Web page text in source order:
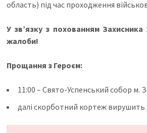
область) під час проходження
У зв’язку з похованням
жалоби!
Прощання з Героєм:
11:00 – Свято-Успенський собор м.
далі скорботний кортеж вирушить